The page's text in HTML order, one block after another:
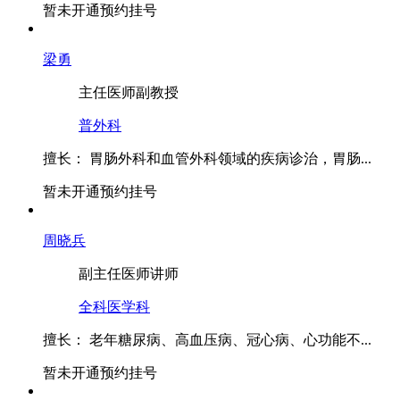
暂未开通预约挂号
梁勇
主任医师副教授
普外科
擅长： 胃肠外科和血管外科领域的疾病诊治，胃肠...
暂未开通预约挂号
周晓兵
副主任医师 讲师
全科医学科
擅长： 老年糖尿病、高血压病、冠心病、心功能不...
暂未开通预约挂号